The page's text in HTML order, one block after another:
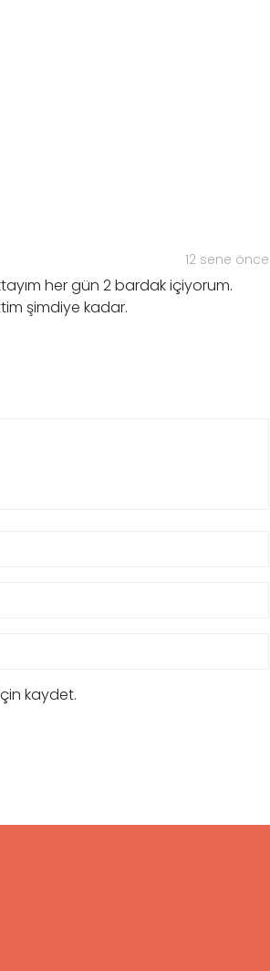
12 sene önce
her gün 2 bardak içiyorum.
şimdiye kadar.
kaydet.